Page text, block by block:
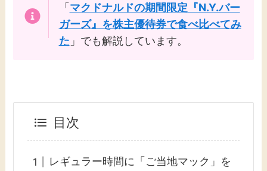
「マクドナルドの期間限定『N.Y.バー
ガーズ』を株主優待券で食べ比べてみ
た 」でも解説しています。
目次
レギュラー時間に「ご当地マック」を